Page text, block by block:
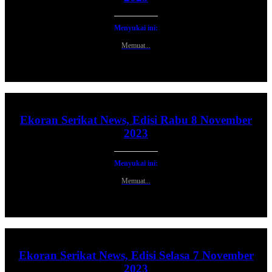
Menyukai ini:
Memuat...
Ekoran Serikat News, Edisi Rabu 8 November
2023
Menyukai ini:
Memuat...
Ekoran Serikat News, Edisi Selasa 7 November
2023